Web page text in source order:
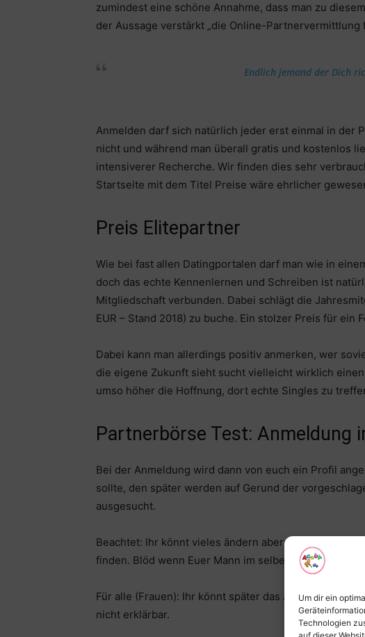
Um dir ein
Technologien
zumindest eine schöne Annahme, dass man zu
der Aussage verstärkt „die Online-Partnervermittlung
Endlich jemand der Dich
Anmelden darf sich natürlich jeder erst einmal in der
nicht und während man überall gratis und kostenlos
intensiverer Recherche. Wir finden dies sehr
Startseite mit dem Titel Preise wäre ehrlicher
Preis Elitepartner
Wie bei fast allen Datingportalen darf man wie in
doch das echte Kennenlernen und Schreiben ist
Mitgliedschaft verbunden. Dabei schlägt die
EUR – Stand 2018) zu buche. Ein stolzer Preis für ein
Dabei kann man allerdings positiv anmerken, wer
die eigene Zukunft sieht sucht vielleicht wirklich
umso höher die Hoffnung, dort echte Singles zu
Partnerbörse Test: Anmeldung
Bei der Anmeldung wird dann von euch ein Profil
sollte, den später werden auf Gerund der
ausgesucht.
Beachtet: Ihr könnt vieles ändern aber nicht alles und
finden. Blöd wenn Euer Mann im selben Dorf wohnt
Für alle (Frauen): Ihr könnt später das Alter spontan
nicht erklärbar.